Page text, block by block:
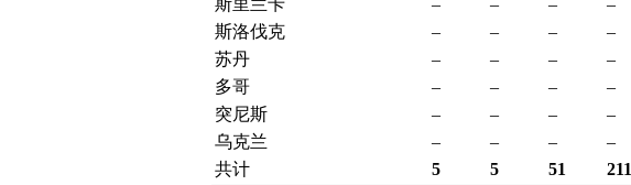
斯里兰卡
– – – –
斯洛伐克
– – – –
苏丹
– – – –
多哥
– – – –
突尼斯
– – – –
乌克兰
– – – –
共计
5 5 51 211